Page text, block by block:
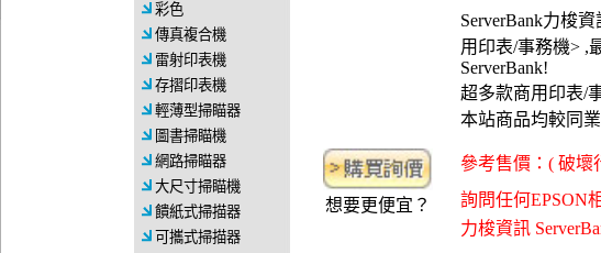
彩色
傳真複合機
雷射印表機
存摺印表機
輕薄型掃瞄器
圖書掃瞄機
網路掃瞄器
大尺寸掃瞄機
饋紙式掃描器
可攜式掃描器
ServerBank力梭
用印表/事務機> ,
ServerBank!
超多款商用印表/
本站商品均較同
想要更便宜？
參考售價：( 破壞
詢問任何EPSON
力梭資訊